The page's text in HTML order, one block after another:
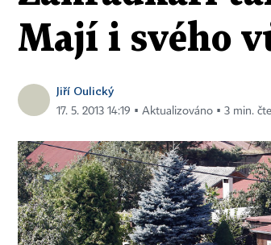
Mají i svého
Jiří Oulický
17. 5. 2013 14:19 ▪ Aktualizováno ▪ 3 min.